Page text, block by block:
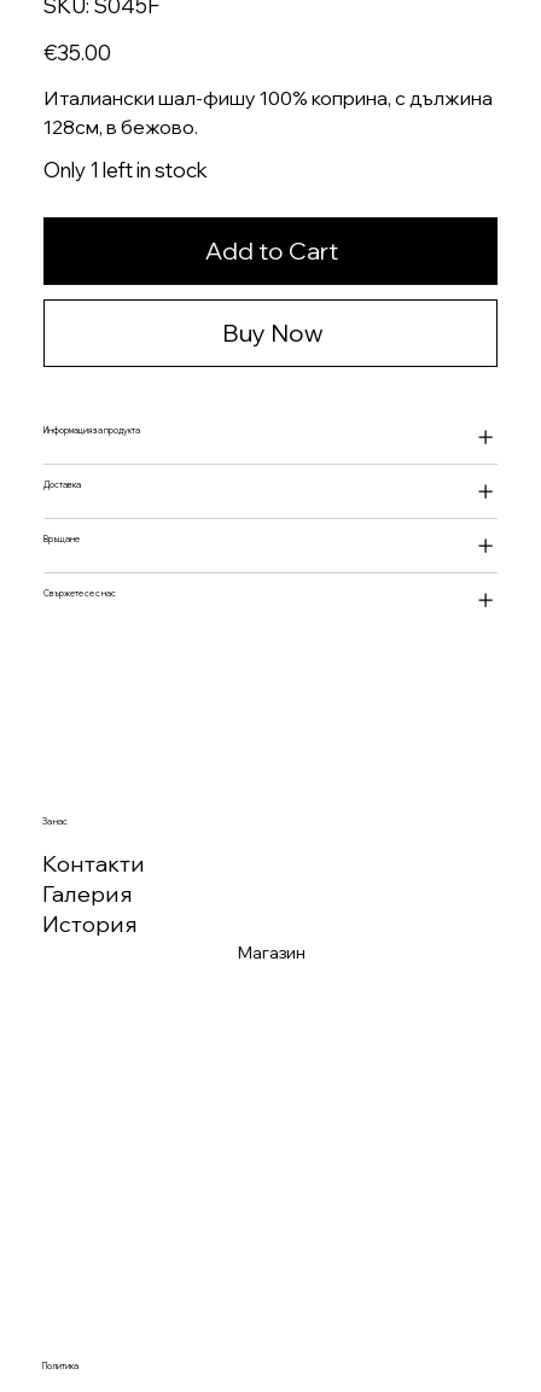
SKU: S045F
S045F
Price
€35.00
Италиански шал-фишу 100% коприна, с дължина
128см, в бежово.
Only 1 left in stock
Add to Cart
Buy Now
Информация за продукта
Доставка
Връщане
Свържете се с нас
За нас
Контакти
Галерия
История
Магазин
Политика